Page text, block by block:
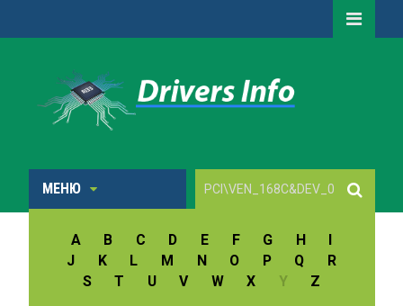
МЕНЮ
A B C D E F G H
I
J
K L M N O P Q
R
S
T U V W X Y Z